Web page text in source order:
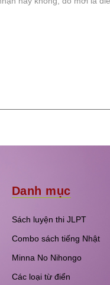
Danh mục
Sách luyện thi JLPT
Combo sách tiếng Nhật
Minna No Nihongo
Các loại từ điển